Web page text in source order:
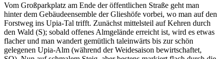
Vom Großparkplatz am Ende der öffentlichen Straße geht man
hinter dem Gebäudeensemble der Glieshöfe vorbei, wo man auf den
Forstweg ins Upia-Tal trifft. Zunächst mittelsteil auf Kehren durch
den Wald (S); sobald offenes Almgelände erreicht ist, wird es etwas
flacher und man wandert gemütlich taleinwärts bis zur schön
gelegenen Upia-Alm (während der Weidesaison bewirtschaftet,